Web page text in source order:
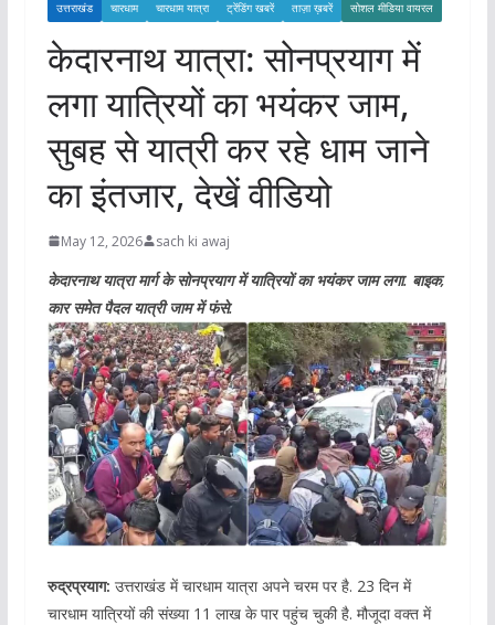
उत्तराखंड चारधाम चारधाम यात्रा ट्रेंडिंग खबरें ताज़ा ख़बरें सोशल मीडिया वायरल
केदारनाथ यात्रा: सोनप्रयाग में
लगा यात्रियों का भयंकर जाम,
सुबह से यात्री कर रहे धाम जाने
का इंतजार, देखें वीडियो
May 12, 2026 sach ki awaj
केदारनाथ यात्रा मार्ग के सोनप्रयाग में यात्रियों का भयंकर जाम लगा. बाइक,
कार समेत पैदल यात्री जाम में फंसे.
रुद्रप्रयाग: उत्तराखंड में चारधाम यात्रा अपने चरम पर है. 23 दिन में
चारधाम यात्रियों की संख्या 11 लाख के पार पहुंच चुकी है. मौजूदा वक्त में